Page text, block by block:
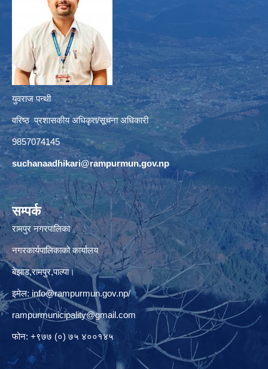
युवराज पन्थी
वरिष्ठ प्रशासकीय अधिकृत/सूचना अधिकारी
9857074145
suchanaadhikari@rampurmun.gov.np
सम्पर्क
रामपुर नगरपालिका
नगरकार्यपालिकाको कार्यालय
बेझाड,रामपुर,पाल्पा।
इमेल: info@rampurmun.gov.np/
rampurmunicipality@gmail.com
फोन: +९७७ (०) ७५ ४००१४५